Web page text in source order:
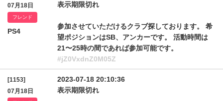
07月18日
フレンド
PS4
表示期限切れ
参加させていただけるクラブ探しております。 希
望ポジションはSB、アンカーです。 活動時間は
21〜25時の間であれば参加可能です。
#jZ0VxdnZ0M05Z
[1153]
07月18日
2023-07-18 20:10:36
表示期限切れ